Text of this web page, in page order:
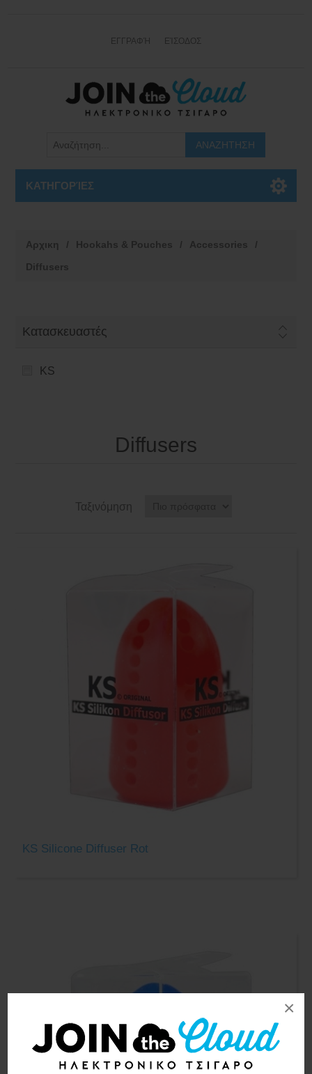
×
ΕΓΓΡΑΦΉ ΕΊΣΟΔΟΣ
ΚΑΤΗΓΟΡΊΕΣ
Αρχικη / Hookahs & Pouches / Accessories
/
Diffusers
Κατασκευαστές
KS
Diffusers
Ταξινόμηση
KS Silicone Diffuser Rot